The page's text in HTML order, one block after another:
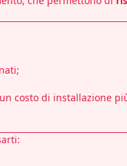
costo di installazione